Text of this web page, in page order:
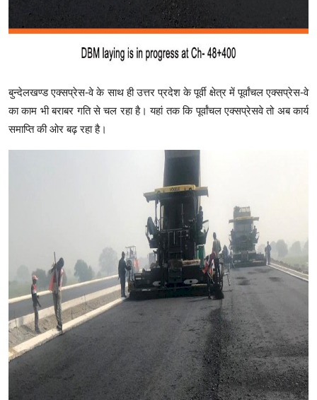
बुन्देलखण्ड एक्सप्रेस-वे के साथ ही उत्तर प्रदेश के पूर्वी क्षेत्र में पूर्वांचल एक्सप्रेस-वे
का काम भी बराबर गति से चल रहा है। यहां तक कि पूर्वांचल एक्सप्रेसवे तो अब कार्य
समाप्ति की ओर बढ़ रहा है।